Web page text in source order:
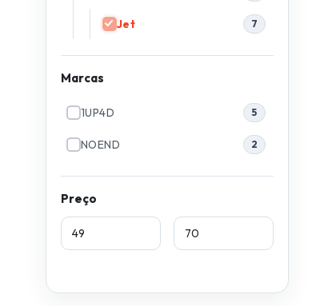
Jet 7
Marcas
1UP4D 5
NOEND 2
Preço